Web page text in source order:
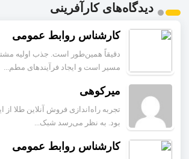
دیدگاه‌های کارآفرینی
کارشناس روابط عمومی
دقیقاً همین‌طور است. جذب اولیه
مسیر است و ایجاد فرآیندهای مطم...
میرکوهی
تجربه راه‌اندازی فروش آنلاین طلا از
بود. به نظر می‌رسد شبک...
کارشناس روابط عمومی